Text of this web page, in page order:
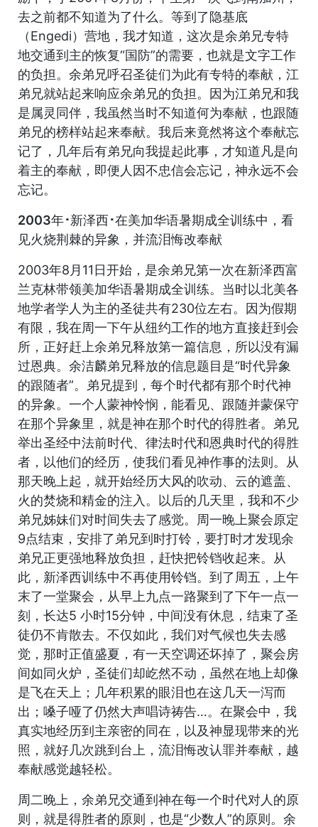
去之前都不知道为了什么。等到了隐基底
（Engedi）营地，我才知道，这次是余弟兄专特
地交通到主的恢复“国防”的需要，也就是文字工作
的负担。余弟兄呼召圣徒们为此有专特的奉献，江
弟兄就站起来响应余弟兄的负担。因为江弟兄和我
是属灵同伴，我虽然当时不知道何为奉献，也跟随
弟兄的榜样站起来奉献。我后来竟然将这个奉献忘
记了，几年后有弟兄向我提起此事，才知道凡是向
着主的奉献，即便人因不忠信会忘记，神永远不会
忘记。
2003年･新泽西･在美加华语暑期成全训练中，看
见火烧荆棘的异象，并流泪悔改奉献
2003年8月11日开始，是余弟兄第一次在新泽西富
兰克林带领美加华语暑期成全训练。当时以北美各
地学者学人为主的圣徒共有230位左右。因为假期
有限，我在周一下午从纽约工作的地方直接赶到会
所，正好赶上余弟兄释放第一篇信息，所以没有漏
过恩典。余洁麟弟兄释放的信息题目是“时代异象
的跟随者”。弟兄提到，每个时代都有那个时代神
的异象。一个人蒙神怜悯，能看见、跟随并蒙保守
在那个异象里，就是神在那个时代的得胜者。弟兄
举出圣经中法前时代、律法时代和恩典时代的得胜
者，以他们的经历，使我们看见神作事的法则。从
那天晚上起，就开始经历大风的吹动、云的遮盖、
火的焚烧和精金的注入。以后的几天里，我和不少
弟兄姊妹们对时间失去了感觉。周一晚上聚会原定
9点结束，安排了弟兄到时打铃，要打时才发现余
弟兄正更强地释放负担，赶快把铃铛收起来。从
此，新泽西训练中不再使用铃铛。到了周五，上午
末了一堂聚会，从早上九点一路聚到了下午一点一
刻，长达5 小时15分钟，中间没有休息，结束了圣
徒仍不肯散去。不仅如此，我们对气候也失去感
觉，那时正值盛夏，有一天空调还坏掉了，聚会房
间如同火炉，圣徒们却屹然不动，虽然在地上却像
是飞在天上；几年积累的眼泪也在这几天一泻而
出；嗓子哑了仍然大声唱诗祷告…。在聚会中，我
真实地经历到主亲密的同在，以及神显现带来的光
照，就好几次跳到台上，流泪悔改认罪并奉献，越
奉献感觉越轻松。
周二晚上，余弟兄交通到神在每一个时代对人的原
则，就是得胜者的原则，也是“少数人”的原则。余